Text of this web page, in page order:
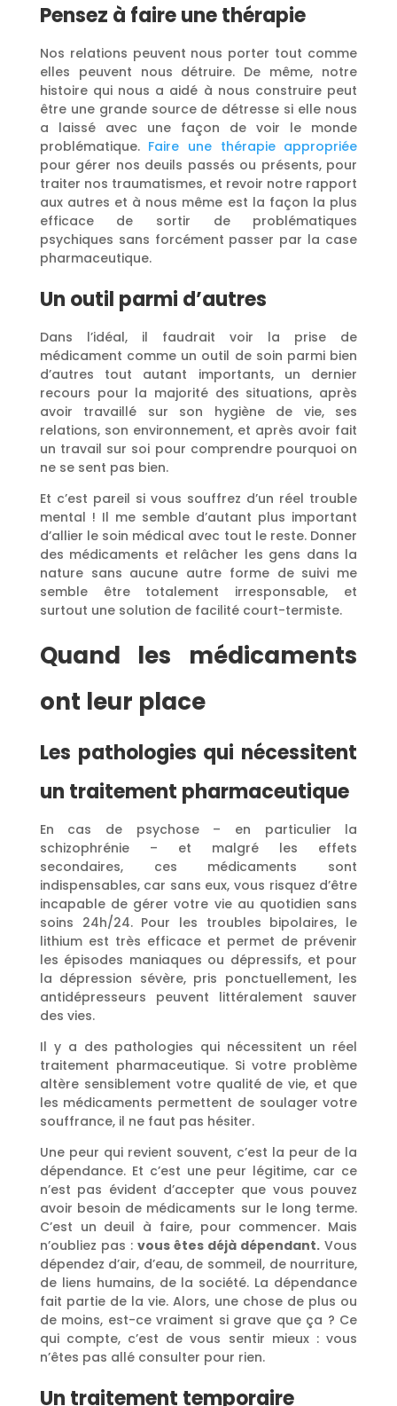
Pensez à faire une thérapie
Nos relations peuvent nous porter tout comme
elles peuvent nous détruire. De même, notre
histoire qui nous a aidé à nous construire peut
être une grande source de détresse si elle nous
a laissé avec une façon de voir le monde
problématique. Faire une thérapie appropriée
pour gérer nos deuils passés ou présents, pour
traiter nos traumatismes, et revoir notre rapport
aux autres et à nous même est la façon la plus
efficace de sortir de problématiques
psychiques sans forcément passer par la case
pharmaceutique.
Un outil parmi d’autres
Dans l’idéal, il faudrait voir la prise de
médicament comme un outil de soin parmi bien
d’autres tout autant importants, un dernier
recours pour la majorité des situations, après
avoir travaillé sur son hygiène de vie, ses
relations, son environnement, et après avoir fait
un travail sur soi pour comprendre pourquoi on
ne se sent pas bien.
Et c’est pareil si vous souffrez d’un réel trouble
mental ! Il me semble d’autant plus important
d’allier le soin médical avec tout le reste. Donner
des médicaments et relâcher les gens dans la
nature sans aucune autre forme de suivi me
semble être totalement irresponsable, et
surtout une solution de facilité court-termiste.
Quand les médicaments
ont leur place
Les pathologies qui nécessitent
un traitement pharmaceutique
En cas de psychose – en particulier la
schizophrénie – et malgré les effets
secondaires, ces médicaments sont
indispensables, car sans eux, vous risquez d’être
incapable de gérer votre vie au quotidien sans
soins 24h/24. Pour les troubles bipolaires, le
lithium est très efficace et permet de prévenir
les épisodes maniaques ou dépressifs, et pour
la dépression sévère, pris ponctuellement, les
antidépresseurs peuvent littéralement sauver
des vies.
Il y a des pathologies qui nécessitent un réel
traitement pharmaceutique. Si votre problème
altère sensiblement votre qualité de vie, et que
les médicaments permettent de soulager votre
souffrance, il ne faut pas hésiter.
Une peur qui revient souvent, c’est la peur de la
dépendance. Et c’est une peur légitime, car ce
n’est pas évident d’accepter que vous pouvez
avoir besoin de médicaments sur le long terme.
C’est un deuil à faire, pour commencer. Mais
n’oubliez pas : vous êtes déjà dépendant. Vous
dépendez d’air, d’eau, de sommeil, de nourriture,
de liens humains, de la société. La dépendance
fait partie de la vie. Alors, une chose de plus ou
de moins, est-ce vraiment si grave que ça ? Ce
qui compte, c’est de vous sentir mieux : vous
n’êtes pas allé consulter pour rien.
Un traitement temporaire